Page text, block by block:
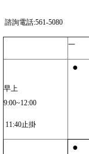
諮詢電話:561-5080
一
早上
9:00~12:00
11:40止掛
●
●